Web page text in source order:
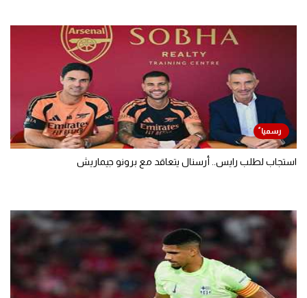
استجاب لطلب رايس.. أرسنال يتعاقد مع برونو جيماريش